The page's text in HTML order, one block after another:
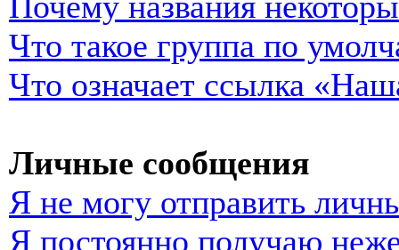
Что такое группа по
Что означает ссылка
Личные сообщения
Я не могу отправить
Я постоянно получаю